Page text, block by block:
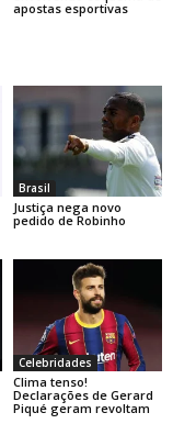
apostas esportivas
Brasil
Justiça nega novo
pedido de Robinho
Celebridades
Clima tenso!
Declarações de Gerard
Piqué geram revoltam